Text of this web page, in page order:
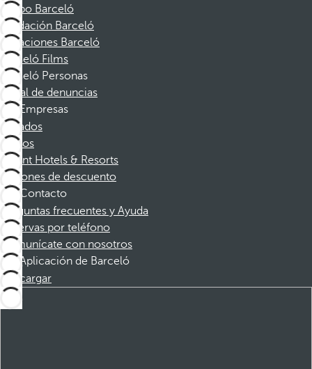
Grupo Barceló
Fundación Barceló
Vacaciones Barceló
Barceló Films
Barceló Personas
Canal de denuncias
Empresas
Afiliados
Socios
Dorint Hotels & Resorts
Cupones de descuento
Contacto
Preguntas frecuentes y Ayuda
Reservas por teléfono
Comunícate con nosotros
Aplicación de Barceló
Descargar